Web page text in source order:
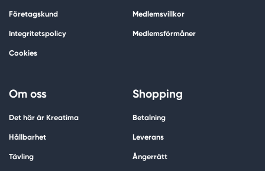
Företagskund
Integritetspolicy
Cookies
Medlemsvillkor
Medlemsförmåner
Om oss
Det här är Kreatima
Hållbarhet
Tävling
Shopping
Betalning
Leverans
Ångerrätt